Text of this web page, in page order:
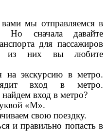
мы отправляемся в
Но сначала давайте
для пассажиров
из них вы любите
экскурсию в метро.
вход в метро.
вход в метро?
«М».
свою поездку.
и правильно попасть в